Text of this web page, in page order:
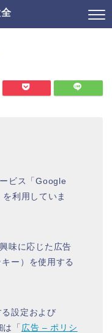
ビス「Google
利用していま
味に応じた広告
ー）を使用する
設定および
は「広告 – ポリシ